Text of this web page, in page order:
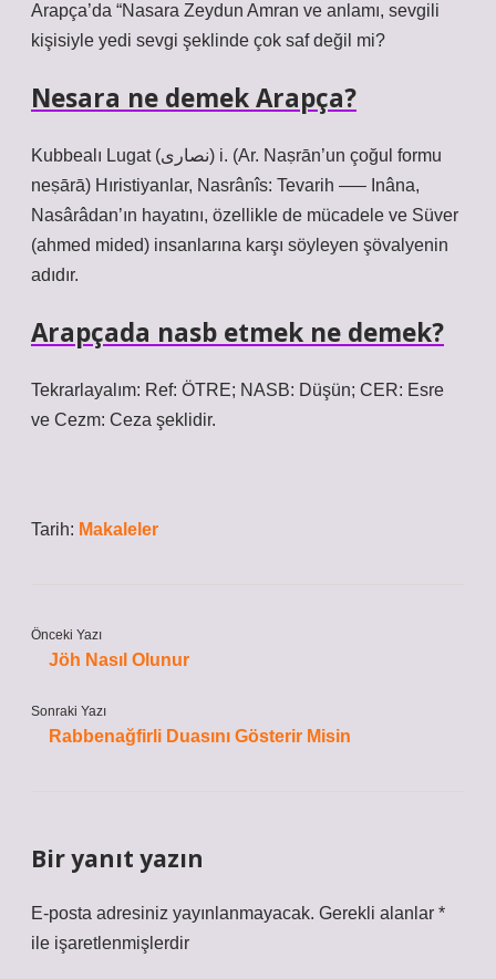
Arapça’da “Nasara Zeydun Amran ve anlamı, sevgili
kişisiyle yedi sevgi şeklinde çok saf değil mi?
Nesara ne demek Arapça?
Kubbealı Lugat (ﻧﺼﺎﺭﻯ) i. (Ar. Naṣrān’un çoğul formu
neṣārā) Hıristiyanlar, Nasrânîs: Tevarih —– Inâna,
Nasârâdan’ın hayatını, özellikle de mücadele ve Süver
(ahmed mided) insanlarına karşı söyleyen şövalyenin
adıdır.
Arapçada nasb etmek ne demek?
Tekrarlayalım: Ref: ÖTRE; NASB: Düşün; CER: Esre
ve Cezm: Ceza şeklidir.
Tarih: Makaleler
Önceki Yazı
Jöh Nasıl Olunur
Sonraki Yazı
Rabbenağfirli Duasını Gösterir Misin
Bir yanıt yazın
E-posta adresiniz yayınlanmayacak. Gerekli alanlar *
ile işaretlenmişlerdir